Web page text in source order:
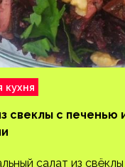
кухня
свеклы с печенью
салат из